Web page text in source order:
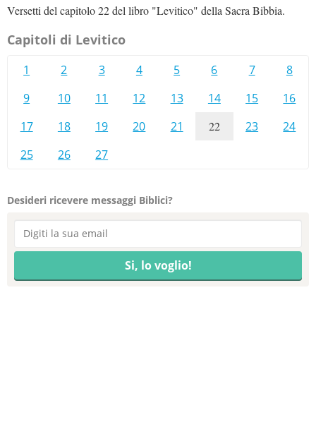
Versetti del capitolo 22 del libro "Levitico" della Sacra Bibbia.
Capitoli di Levitico
1 2 3 4 5 6 7
8
9
10 11 12 13 14 15
16
17
18 19 20 21 22 23
24
25
26 27
Desideri ricevere messaggi Biblici?